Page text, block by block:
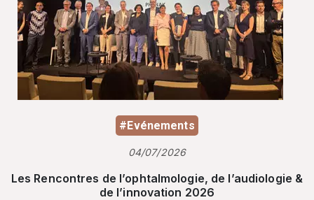
#Evénements
04/07/2026
Les Rencontres de l’ophtalmologie, de l’audiologie &
de l’innovation 2026